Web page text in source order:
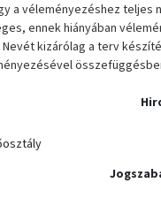
a véleményezéshez teljes
ennek hiányában
kizárólag a terv